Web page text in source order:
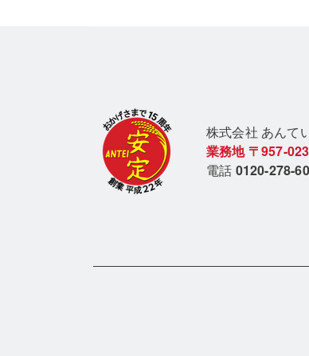
株式会社 あんて
業務地 〒957-
電話 0120-278-